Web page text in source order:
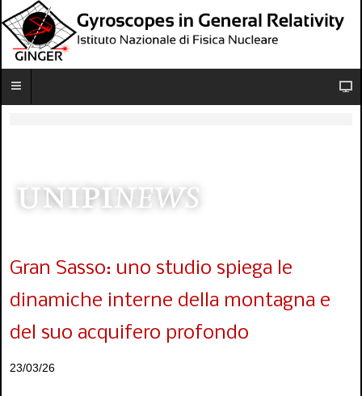
Gran Sasso: uno studio spiega le
dinamiche interne della montagna e
del suo acquifero profondo
23/03/26